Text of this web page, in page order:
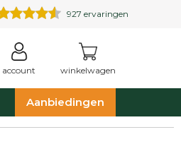
927 ervaringen
account winkelwagen
Aanbiedingen